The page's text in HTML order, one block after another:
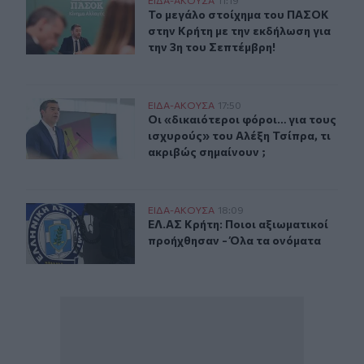
Το μεγάλο στοίχημα του ΠΑΣΟΚ
Το μεγάλο στοίχημα του ΠΑΣΟΚ
στην Κρήτη με την εκδήλωση για
την 3η του Σεπτέμβρη!
Οι «δικαιότεροι φόροι… για τους ισχυρούς» του Αλέξη
ΕΙΔΑ-ΑΚΟΥΣΑ 17:50
Οι «δικαιότεροι φόροι… για τους
Οι «δικαιότεροι φόροι… για τους
ισχυρούς» του Αλέξη Τσίπρα, τι
ακριβώς σημαίνουν ;
ΕΛ.ΑΣ Κρήτη: Ποιοι αξιωματικοί προήχθησαν - Όλα τα
ΕΙΔΑ-ΑΚΟΥΣΑ 18:09
ΕΛ.ΑΣ Κρήτη: Ποιοι αξιωματικοί
ΕΛ.ΑΣ Κρήτη: Ποιοι αξιωματικοί
προήχθησαν - Όλα τα ονόματα